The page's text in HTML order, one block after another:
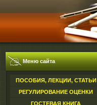
Меню сайта
ПОСОБИЯ, ЛЕКЦИИ, СТАТЬИ
РЕГУЛИРОВАНИЕ ОЦЕНКИ
ГОСТЕВАЯ КНИГА